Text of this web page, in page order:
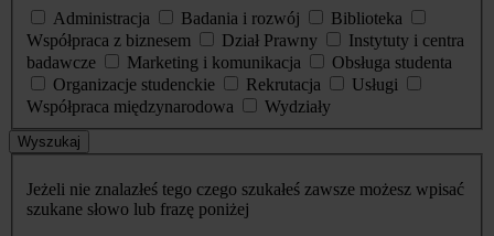
Administracja
Badania i rozwój
Biblioteka
Współpraca z biznesem
Dział Prawny
Instytuty i centra
badawcze
Marketing i komunikacja
Obsługa studenta
Organizacje studenckie
Rekrutacja
Usługi
Współpraca międzynarodowa
Wydziały
Wyszukaj
Jeżeli nie znalazłeś tego czego szukałeś zawsze możesz wpisać
szukane słowo lub frazę poniżej